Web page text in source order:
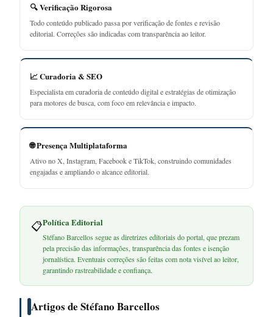
🔍 Verificação Rigorosa
Todo conteúdo publicado passa por verificação de fontes e revisão
editorial. Correções são indicadas com transparência ao leitor.
📈 Curadoria & SEO
Especialista em curadoria de conteúdo digital e estratégias de otimização
para motores de busca, com foco em relevância e impacto.
🌐 Presença Multiplataforma
Ativo no X, Instagram, Facebook e TikTok, construindo comunidades
engajadas e ampliando o alcance editorial.
📋Política Editorial
Stéfano Barcellos segue as diretrizes editoriais do portal, que prezam
pela precisão das informações, transparência das fontes e isenção
jornalística. Eventuais correções são feitas com nota visível ao leitor,
garantindo rastreabilidade e confiança.
Artigos de Stéfano Barcellos